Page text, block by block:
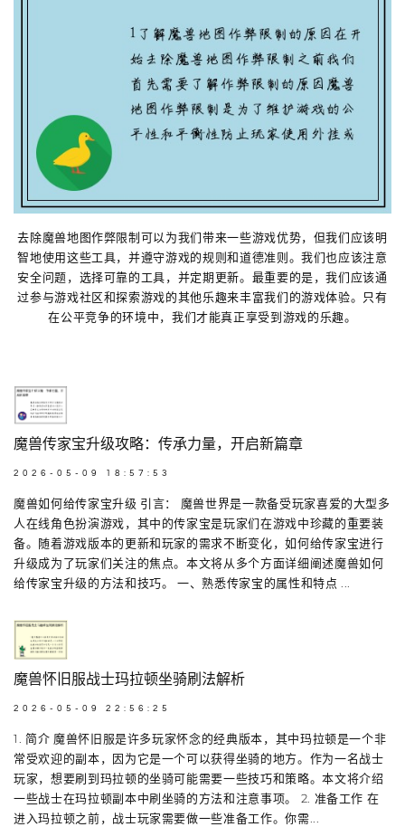
去除魔兽地图作弊限制可以为我们带来一些游戏优势，但我们应该明
智地使用这些工具，并遵守游戏的规则和道德准则。我们也应该注意
安全问题，选择可靠的工具，并定期更新。最重要的是，我们应该通
过参与游戏社区和探索游戏的其他乐趣来丰富我们的游戏体验。只有
在公平竞争的环境中，我们才能真正享受到游戏的乐趣。
魔兽传家宝升级攻略：传承力量，开启新篇章
2026-05-09 18:57:53
魔兽如何给传家宝升级 引言： 魔兽世界是一款备受玩家喜爱的大型多
人在线角色扮演游戏，其中的传家宝是玩家们在游戏中珍藏的重要装
备。随着游戏版本的更新和玩家的需求不断变化，如何给传家宝进行
升级成为了玩家们关注的焦点。本文将从多个方面详细阐述魔兽如何
给传家宝升级的方法和技巧。 一、熟悉传家宝的属性和特点 ...
魔兽怀旧服战士玛拉顿坐骑刷法解析
2026-05-09 22:56:25
1. 简介 魔兽怀旧服是许多玩家怀念的经典版本，其中玛拉顿是一个非
常受欢迎的副本，因为它是一个可以获得坐骑的地方。作为一名战士
玩家，想要刷到玛拉顿的坐骑可能需要一些技巧和策略。本文将介绍
一些战士在玛拉顿副本中刷坐骑的方法和注意事项。 2. 准备工作 在
进入玛拉顿之前，战士玩家需要做一些准备工作。你需...